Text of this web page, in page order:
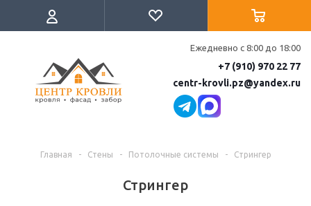
Ежедневно с 8:00 до 18:00
+7 (910) 970 22 77
centr-krovli.pz@yandex.ru
Главная - Стены - Потолочные системы - Стрингер
Стрингер